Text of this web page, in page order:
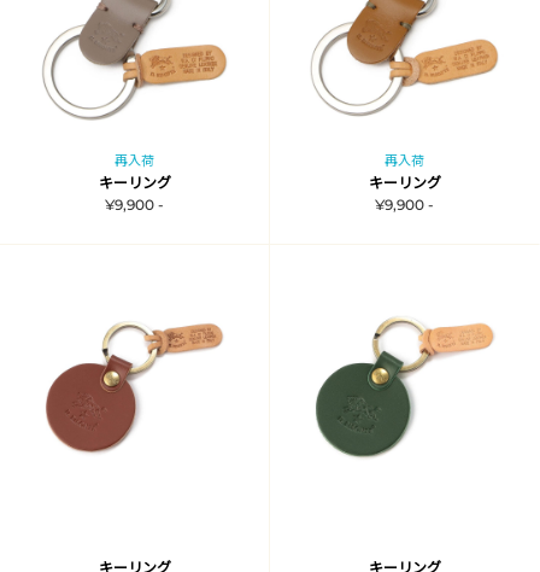
再入荷
キーリング
¥9,900 -
再入荷
キーリング
¥9,900 -
キーリング
キーリング